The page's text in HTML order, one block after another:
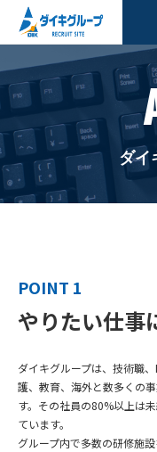
ダイ
POINT 1
やりたい仕事
ダイキグループは、技術職
護、教育、海外と数多くの
す。その社員の80%以上は
ています。
グループ内で多数の研修施